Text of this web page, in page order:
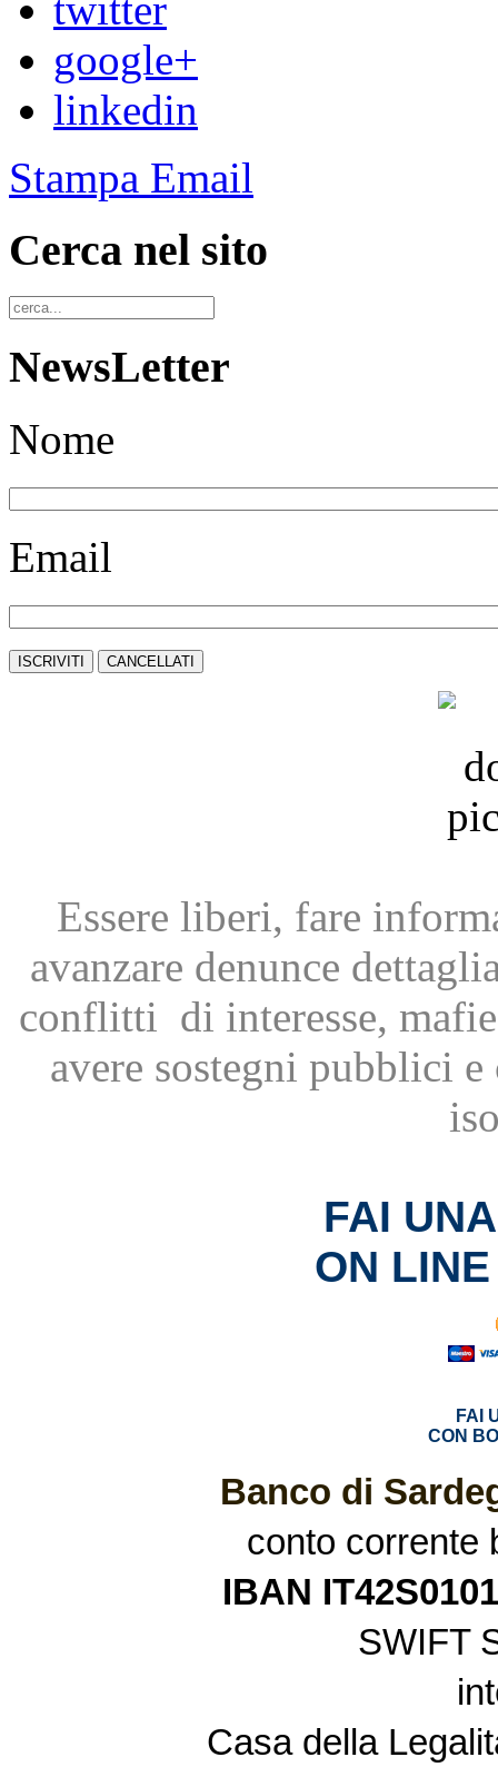
google+
linkedin
Stampa Email
Cerca nel sito
NewsLetter
Nome
Email
Essere liberi, fare
avanzare denunce
conflitti di interesse,
avere sostegni pubblici
FAI
ON
FAI
CON
Banco di
conto corrente
IBAN
SWIFT
Casa della